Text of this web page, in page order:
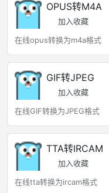
OPUS转M4A
加入收藏
在线opus转换为m4a格式
GIF转JPEG
加入收藏
在线GIF转换为JPEG格式
TTA转IRCAM
加入收藏
在线tta转换为ircam格式